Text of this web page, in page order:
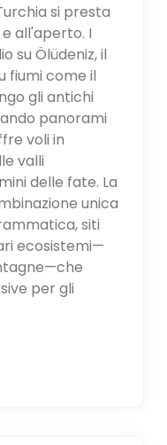
si presta
all'aperto. I
su Ölüdeniz, il
fiumi come il
gli antichi
panorami
voli in
valli
delle fate. La
unica
siti
ecosistemi—
per gli